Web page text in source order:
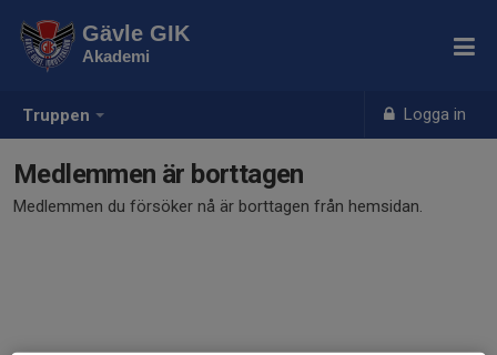
Truppen Logga in
Gävle GIK
Akademi
Medlemmen är borttagen
Medlemmen du försöker nå är borttagen från hemsidan.